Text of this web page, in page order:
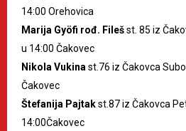
14:00 Orehovica
Marija Gyöfi rođ. Filešst. 85 iz
u 14:00 Čakovec
Nikola Vukina st.76 iz Čakovca
Čakovec
Štefanija Pajtakst.87 iz Čakovca
14:00Čakovec